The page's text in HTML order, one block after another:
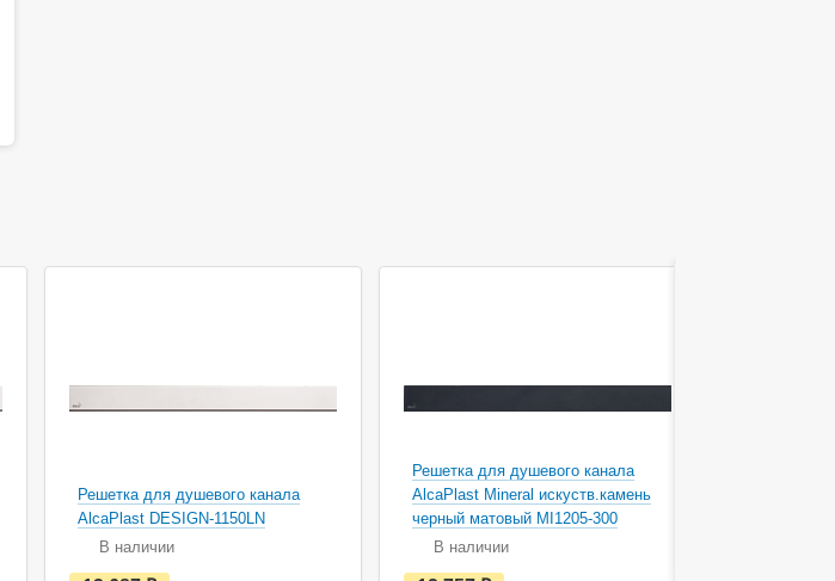
Решетка для душевого канала
AlcaPlast DESIGN-1150LN
В наличии
Решетка для душевого канала
AlcaPlast Mineral искуств.камень
черный матовый MI1205-300
В наличии